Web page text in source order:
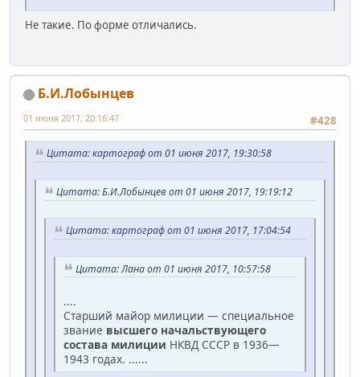
Не такие. По форме отличались.
Б.И.Лобынцев
#428
01 июня 2017, 20:16:47
Цитата: картограф от 01 июня 2017, 19:30:58
Цитата: Б.И.Лобынцев от 01 июня 2017, 19:19:12
Цитата: картограф от 01 июня 2017, 17:04:54
Цитата: Лана от 01 июня 2017, 10:57:58
....
Старший майор милиции — специальное
звание высшего начальствующего
состава милиции НКВД СССР в 1936—
1943 годах. ......